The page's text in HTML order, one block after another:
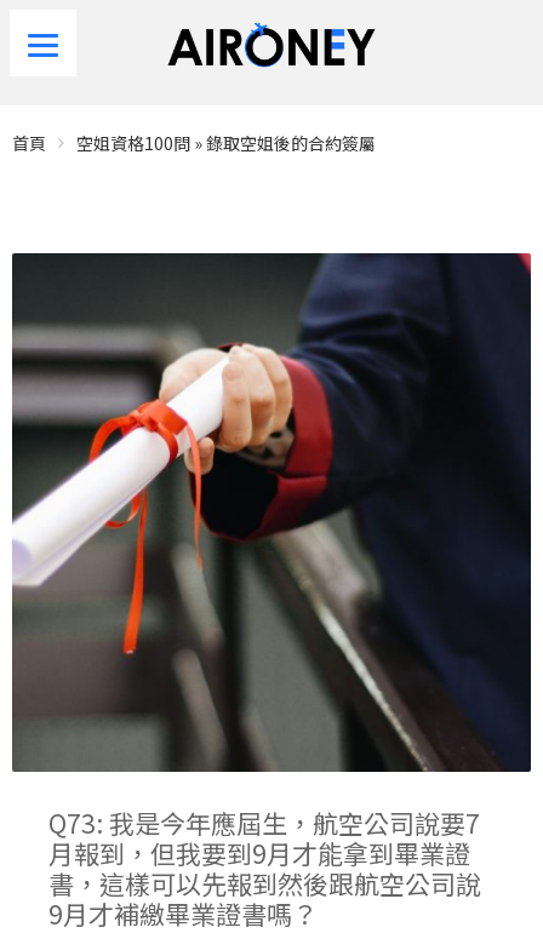
首頁 空姐資格100問 »錄取空姐後的合約簽屬
Q73: 我是今年應屆生，航空公司說要7
月報到，但我要到9月才能拿到畢業證
書，這樣可以先報到然後跟航空公司說
9月才補繳畢業證書嗎？